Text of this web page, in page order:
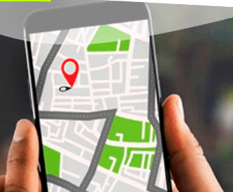
Auditabilidade
da informação
busca por informações sobre a
É muito maistransparência
Credibilidade;
Eficiênciapara um negócio e para
Se um produto tem algo a dizer,